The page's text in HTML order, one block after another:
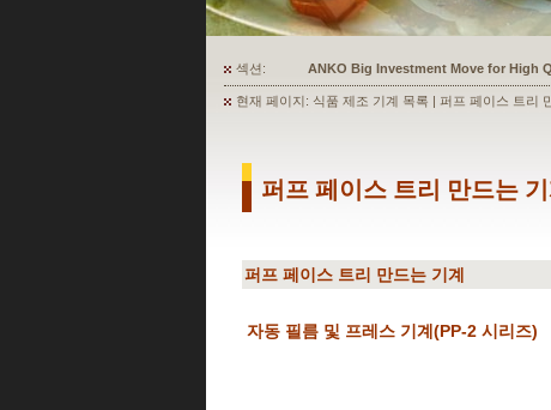
섹션: ANKO's Food Processing Equipment
현재 페이지: 식품 제조 기계 목록 | 퍼프 페이스 트리
퍼프 페이스 트리 만드는
퍼프 페이스 트리 만드는 기계
자동 필름 및 프레스 기계(PP-2 시리즈)